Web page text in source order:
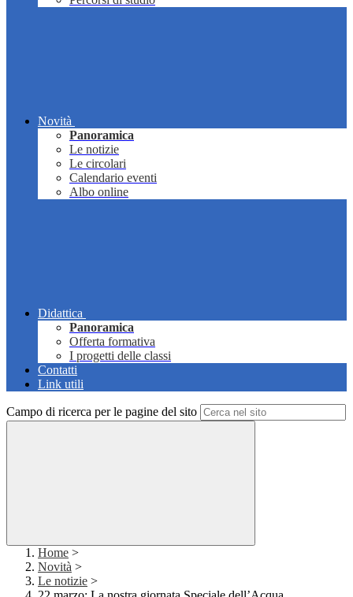
Novità
Panoramica
Le notizie
Le circolari
Calendario eventi
Albo online
Didattica
Panoramica
Offerta formativa
I progetti delle classi
Contatti
Link utili
Campo di ricerca per le pagine del sito
Home >
Novità >
Le notizie >